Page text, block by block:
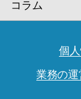
コラム
個
業務の